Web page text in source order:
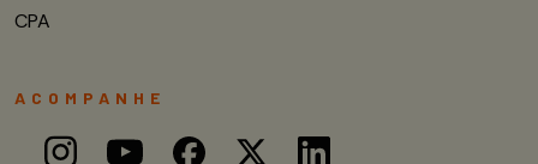
CPA
ACOMPANHE